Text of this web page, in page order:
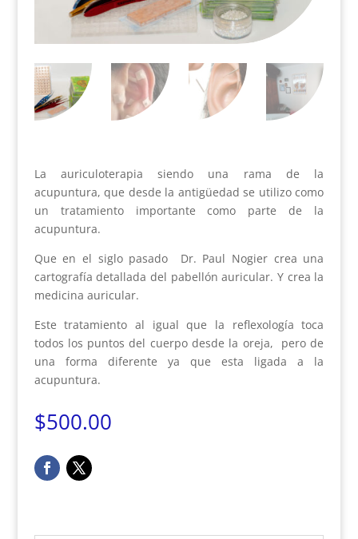
La auriculoterapia siendo una rama de la
acupuntura, que desde la antigüedad se utilizo como
un tratamiento importante como parte de la
acupuntura.
Que en el siglo pasado Dr. Paul Nogier crea una
cartografía detallada del pabellón auricular. Y crea la
medicina auricular.
Este tratamiento al igual que la reflexología toca
todos los puntos del cuerpo desde la oreja, pero de
una forma diferente ya que esta ligada a la
acupuntura.
$500.00